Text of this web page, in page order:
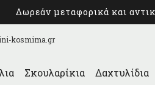
Δωρεάν μεταφορικά και
kosmima.gr
Σκουλαρίκια Δαχτυλίδια